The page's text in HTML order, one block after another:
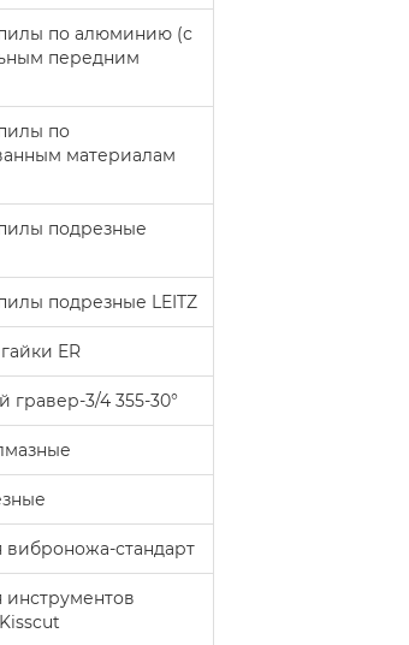
по алюминию (с
передним
по
материалам
подрезные
подрезные LEITZ
ER
гравер-3/4 355-30°
виброножа-стандарт
инструментов